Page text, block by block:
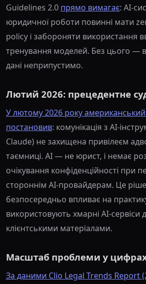
Guidelines 2.0 прямо вимагає: AI-
юридичної роботи повинні мати
policy і забороняти використання
тренування моделей. Без цього —
дані неприпустимо.
Лютий 2026: прецедентне
У лютому 2026 року
постановив: комунікація з AI-
Claude) не захищена привілеєм
таємниці. AI — не юрист, і немає
очікування конфіденційності при
стороннім AI-провайдерам. Це
безпосередньо впливає на
використовують хмарні AI-сервіси
клієнтськими матеріалами.
Масштаб проблеми у
За даними Clio Legal Trends Report